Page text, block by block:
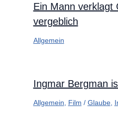
Ein Mann verklagt
vergeblich
Allgemein
Ingmar Bergman
Allgemein, Film / Glaube,